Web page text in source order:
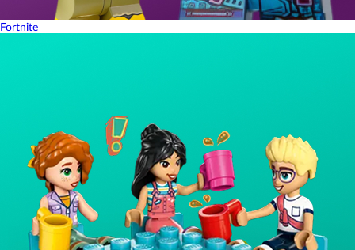
Fortnite